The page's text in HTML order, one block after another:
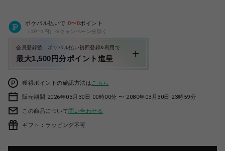
ポケパル払いで 0〜0ポイント
（1P=1円）※キャンペーン分除く
会員登録後、ポケパル払い初回登録&利用で
最大1,500円分ポイント進呈
獲得ポイントの確認方法は こちら
販売期間 2026年03月30日 00時00分 〜 2080年03月30日 23時59分
この商品について問い合わせる
ギフト：ラッピング不可